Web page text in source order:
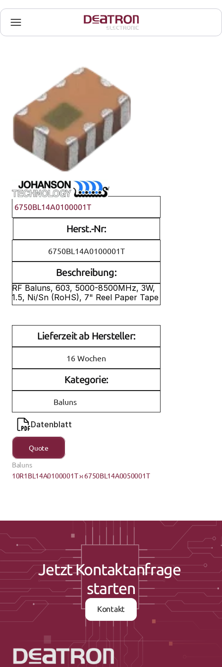
Johanson Technology
6750BL14A0100001T
Herst.-Nr:
6750BL14A0100001T
Beschreibung:
RF Baluns, 603, 5000-8500MHz, 3W,
1.5, Ni/Sn (RoHS), 7" Reel Paper Tape
Lieferzeit ab Hersteller:
16 Wochen
Kategorie:
Baluns
Datenblatt
Quote
Baluns
10R1BL14A0100001T ›‹ 6750BL14A0050001T
Jetzt Kontaktanfrage
starten
Kontakt